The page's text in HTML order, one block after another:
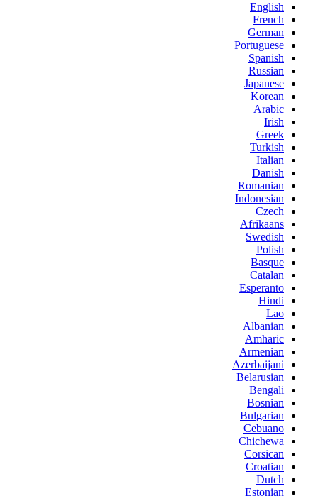
English
French
German
Portuguese
Spanish
Russian
Japanese
Korean
Arabic
Irish
Greek
Turkish
Italian
Danish
Romanian
Indonesian
Czech
Afrikaans
Swedish
Polish
Basque
Catalan
Esperanto
Hindi
Lao
Albanian
Amharic
Armenian
Azerbaijani
Belarusian
Bengali
Bosnian
Bulgarian
Cebuano
Chichewa
Corsican
Croatian
Dutch
Estonian